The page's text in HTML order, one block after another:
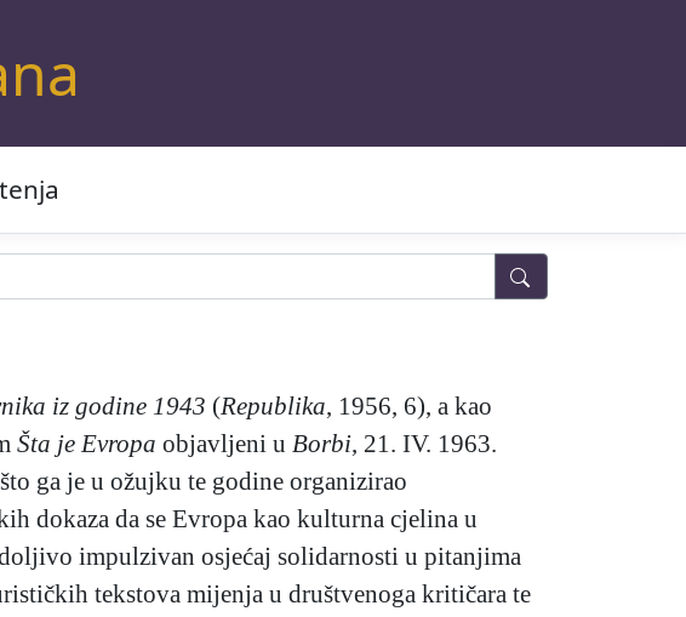
iz godine 1943 (Republika, 1956, 6), a kao
Šta je Evropa objavljeni u Borbi, 21. IV. 1963.
ga je u ožujku te godine organizirao
dokaza da se Evropa kao kulturna cjelina u
impulzivan osjećaj solidarnosti u pitanjima
tekstova mijenja u društvenoga kritičara te